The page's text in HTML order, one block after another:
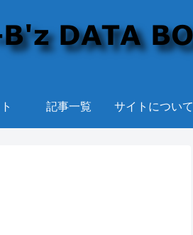
記事一覧 サイトについて